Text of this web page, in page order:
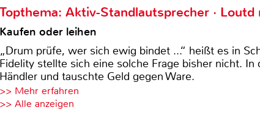
Topthema: Aktiv-Standlautsprecher · Loutd
Kaufen oder leihen
„Drum prüfe, wer sich ewig bindet ...“ heißt es in
Fidelity stellte sich eine solche Frage bisher nicht. In
Händler und tauschte Geld gegen Ware.
>> Mehr erfahren
>> Alle anzeigen